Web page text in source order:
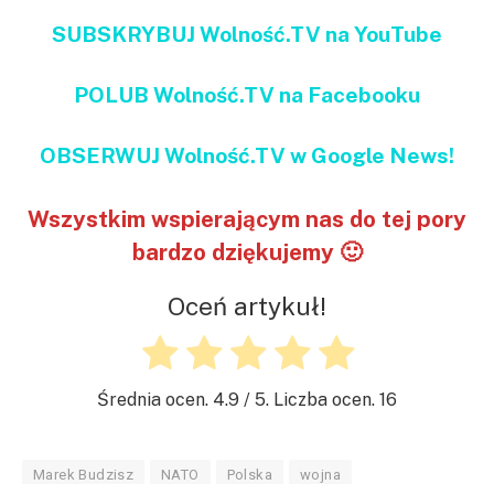
SUBSKRYBUJ Wolność.TV na YouTube
POLUB Wolność.TV na Facebooku
OBSERWUJ Wolność.TV w Google News!
Wszystkim wspierającym nas do tej pory
bardzo dziękujemy 🙂
Oceń artykuł!
Średnia ocen. 4.9 / 5. Liczba ocen. 16
Marek Budzisz NATO Polska wojna